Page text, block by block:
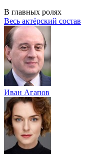
В главных ролях
Весь актёрский состав
Иван Агапов